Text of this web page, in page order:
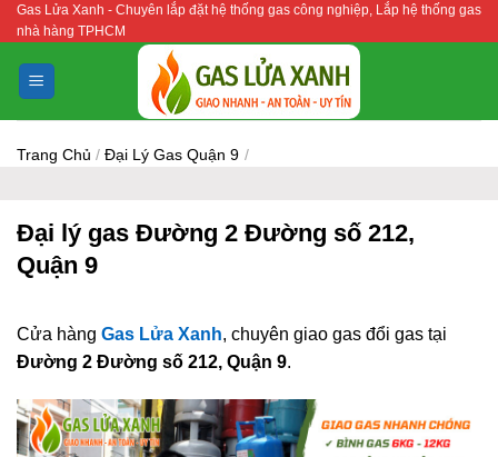
Bỏ
qua
nội
dung
Gas Lửa Xanh - Chuyên lắp đặt hệ thống gas công nghiệp, Lắp hệ thống gas
nhà hàng TPHCM
Trang Chủ / Đại Lý Gas Quận 9 /
Đại lý gas Đường 2 Đường số 212,
Quận 9
Cửa hàng Gas Lửa Xanh, chuyên giao gas đổi gas tại
Đường 2 Đường số 212, Quận 9.